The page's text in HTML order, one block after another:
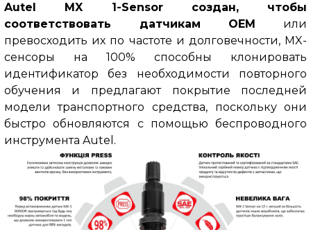
Autel MX 1-Sensor создан, чтобы
соответствовать датчикам OEM
или
превосходить их по частоте и долговечности, MX-
сенсоры на 100% способны клонировать
идентификатор без необходимости повторного
обучения и предлагают покрытие последней
модели транспортного средства, поскольку они
быстро обновляются с помощью беспроводного
инструмента Autel.